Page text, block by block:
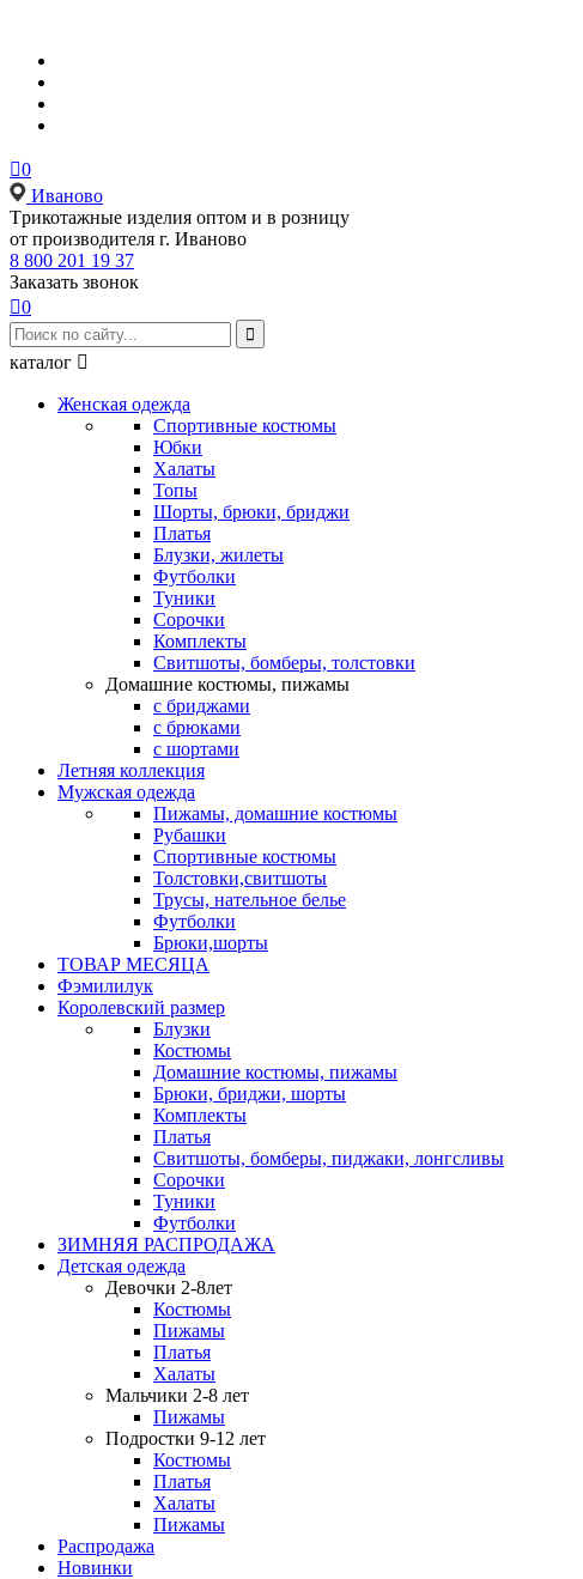
0
Иваново
Tрикотажные изделия оптом и в розницу
от производителя г. Иваново
8 800 201 19 37
Заказать звонок
0

каталог 
Женская одежда
Спортивные костюмы
Юбки
Халаты
Топы
Шорты, брюки, бриджи
Платья
Блузки, жилеты
Футболки
Туники
Сорочки
Комплекты
Свитшоты, бомберы, толстовки
Домашние костюмы, пижамы
с бриджами
с брюками
с шортами
Летняя коллекция
Мужская одежда
Пижамы, домашние костюмы
Рубашки
Спортивные костюмы
Толстовки,свитшоты
Трусы, нательное белье
Футболки
Брюки,шорты
ТОВАР МЕСЯЦА
Фэмилилук
Королевский размер
Блузки
Костюмы
Домашние костюмы, пижамы
Брюки, бриджи, шорты
Комплекты
Платья
Свитшоты, бомберы, пиджаки, лонгсливы
Сорочки
Туники
Футболки
ЗИМНЯЯ РАСПРОДАЖА
Детская одежда
Девочки 2-8лет
Костюмы
Пижамы
Платья
Халаты
Мальчики 2-8 лет
Пижамы
Подростки 9-12 лет
Костюмы
Платья
Халаты
Пижамы
Распродажа
Новинки